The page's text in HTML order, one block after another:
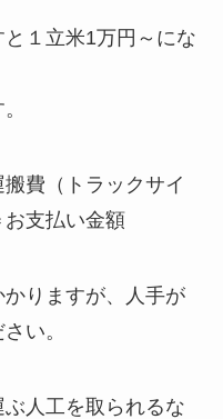
１立米1万円～にな
費（トラックサイ
支払い金額
りますが、人手が
い。
人工を取られるな